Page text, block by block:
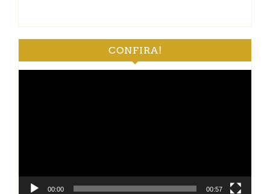
CONFIRA!
00:00 00:57